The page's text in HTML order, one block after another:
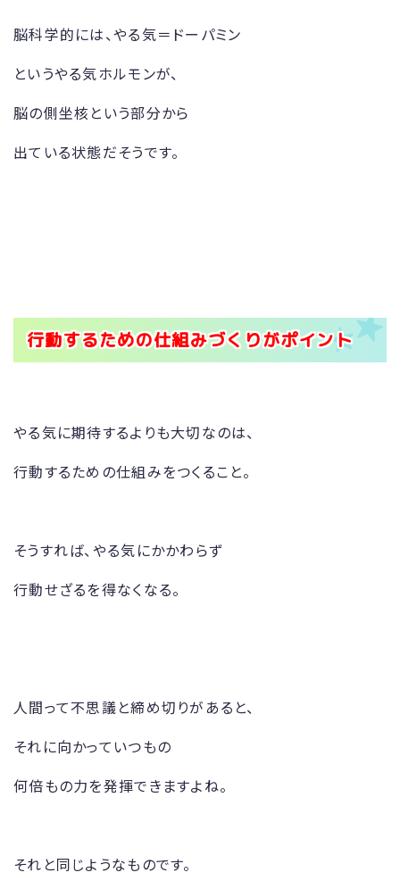
脳科学的には、やる気＝ドーパミン
というやる気ホルモンが、
脳の側坐核という部分から
出ている状態だそうです。
行動するための仕組みづくりがポイント
やる気に期待するよりも大切なのは、
行動するための仕組みをつくること。
そうすれば、やる気にかかわらず
行動せざるを得なくなる。
人間って不思議と締め切りがあると、
それに向かっていつもの
何倍もの力を発揮できますよね。
それと同じようなものです。